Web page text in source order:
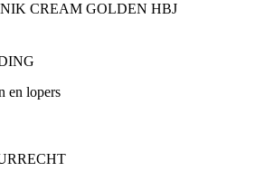
CREAM GOLDEN HBJ
en lopers